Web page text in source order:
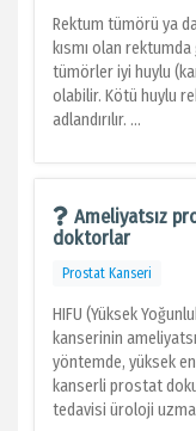
Rektum tümörü ya
kısmı olan
tümörler iyi huylu
olabilir. Kötü huylu
adlandırılır. ...
Ameliyatsız
doktorlar
Prostat Kanseri
HIFU (Yüksek
kanserinin
yöntemde, yüksek
kanserli prostat
tedavisi üroloji